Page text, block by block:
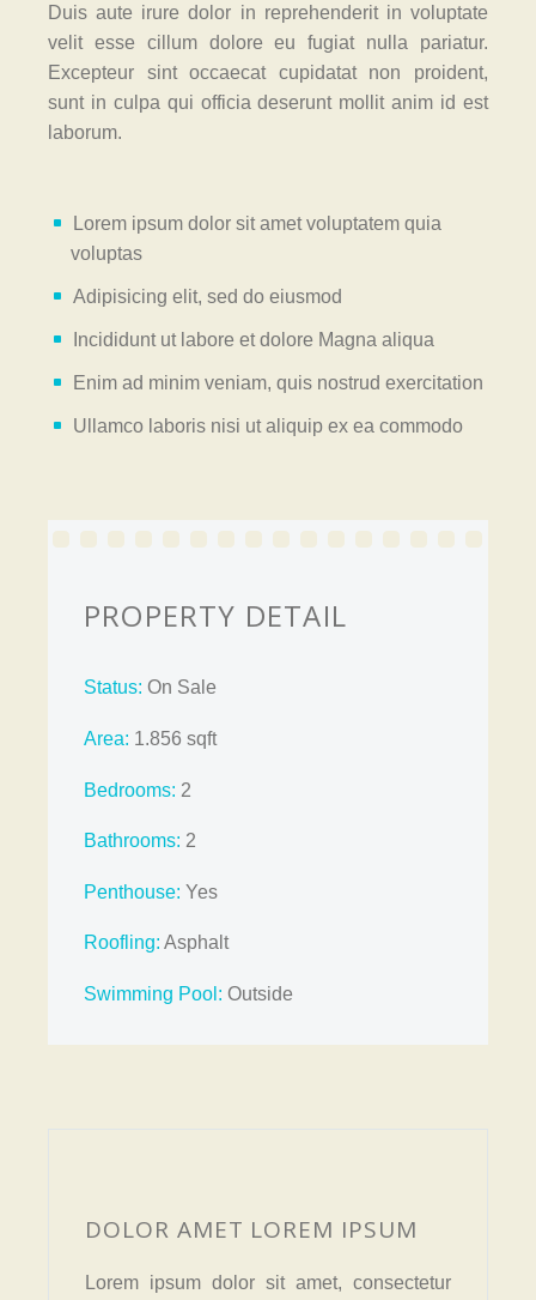
Duis aute irure dolor in reprehenderit in voluptate
velit esse cillum dolore eu fugiat nulla pariatur.
Excepteur sint occaecat cupidatat non proident,
sunt in culpa qui officia deserunt mollit anim id est
laborum.
Lorem ipsum dolor sit amet voluptatem quia
voluptas
Adipisicing elit, sed do eiusmod
Incididunt ut labore et dolore Magna aliqua
Enim ad minim veniam, quis nostrud exercitation
Ullamco laboris nisi ut aliquip ex ea commodo
PROPERTY DETAIL
Status: On Sale
Area: 1.856 sqft
Bedrooms: 2
Bathrooms: 2
Penthouse: Yes
Roofling: Asphalt
Swimming Pool: Outside
DOLOR AMET LOREM IPSUM
Lorem ipsum dolor sit amet, consectetur